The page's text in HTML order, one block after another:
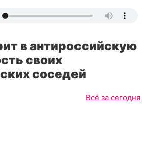
в антироссийскую
своих
соседей
Всё за сегодня